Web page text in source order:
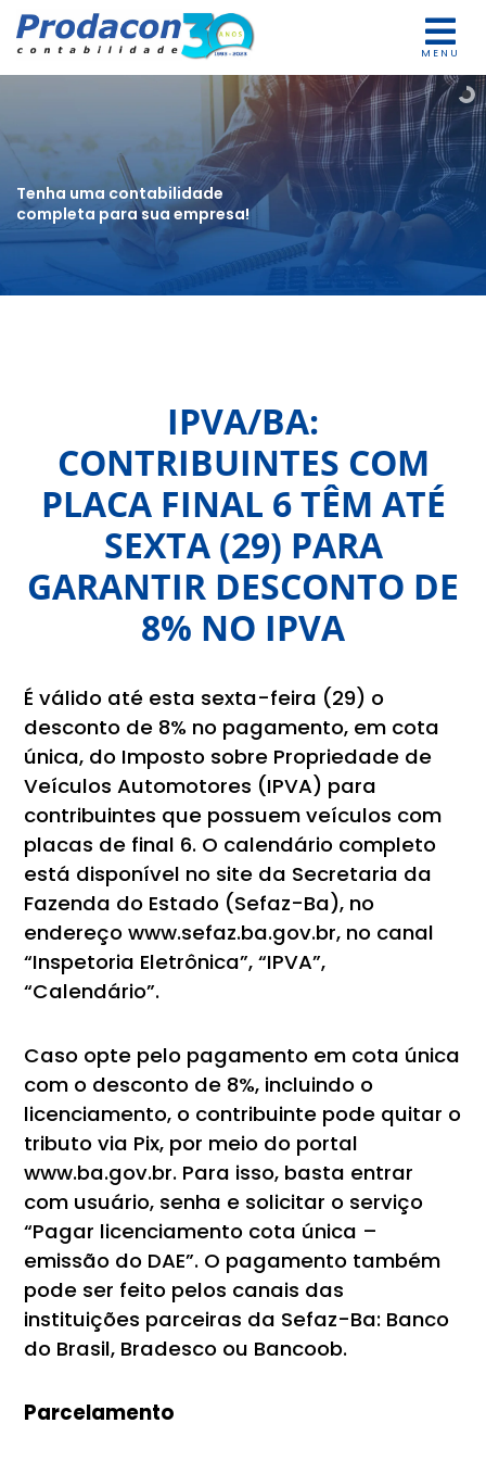
MENU
Tenha uma contabilidade
completa para sua empresa!
IPVA/BA:
CONTRIBUINTES COM
PLACA FINAL 6 TÊM ATÉ
SEXTA (29) PARA
GARANTIR DESCONTO DE
8% NO IPVA
É válido até esta sexta-feira (29) o
desconto de 8% no pagamento, em cota
única, do Imposto sobre Propriedade de
Veículos Automotores (IPVA) para
contribuintes que possuem veículos com
placas de final 6. O calendário completo
está disponível no site da Secretaria da
Fazenda do Estado (Sefaz-Ba), no
endereço www.sefaz.ba.gov.br, no canal
“Inspetoria Eletrônica”, “IPVA”,
“Calendário”.
Caso opte pelo pagamento em cota única
com o desconto de 8%, incluindo o
licenciamento, o contribuinte pode quitar o
tributo via Pix, por meio do portal
www.ba.gov.br. Para isso, basta entrar
com usuário, senha e solicitar o serviço
“Pagar licenciamento cota única –
emissão do DAE”. O pagamento também
pode ser feito pelos canais das
instituições parceiras da Sefaz-Ba: Banco
do Brasil, Bradesco ou Bancoob.
Parcelamento